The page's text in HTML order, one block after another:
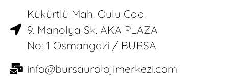
Kükürtlü Mah. Oulu Cad.
9. Manolya Sk. AKA PLAZA
No: 1 Osmangazi / BURSA
info@bursaurolojimerkezi.com